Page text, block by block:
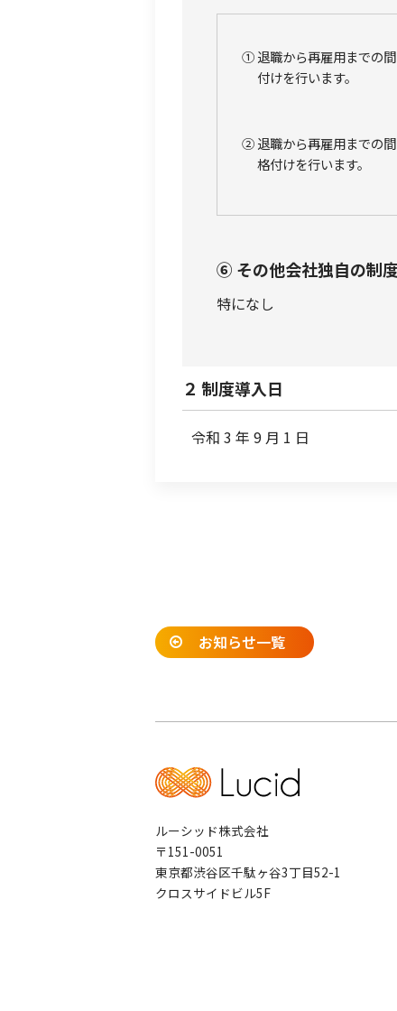
① 退職から再雇用までの
付けを行います。
② 退職から再雇用までの
格付けを行います。
⑥ その他会社独自の制
特になし
２ 制度導入日
令和 3 年 9 月 1 日
お知らせ一覧
ルーシッド株式会社
〒151-0051
東京都渋谷区千駄ヶ谷3丁目52-1
クロスサイドビル5F